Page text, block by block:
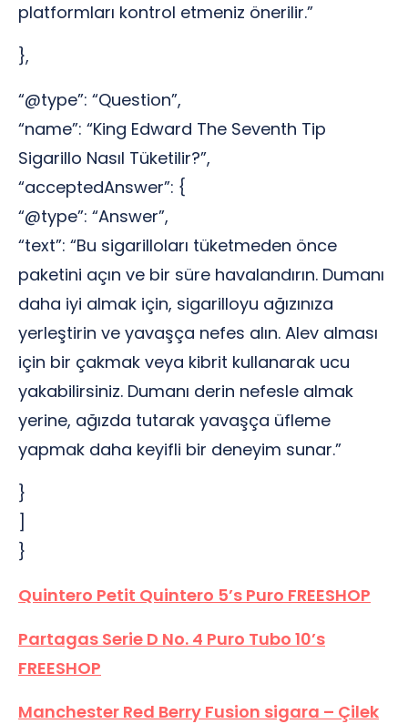
platformları kontrol etmeniz önerilir.”
},
“@type”: “Question”,
“name”: “King Edward The Seventh Tip
Sigarillo Nasıl Tüketilir?”,
“acceptedAnswer”: {
“@type”: “Answer”,
“text”: “Bu sigarilloları tüketmeden önce
paketini açın ve bir süre havalandırın. Dumanı
daha iyi almak için, sigarilloyu ağızınıza
yerleştirin ve yavaşça nefes alın. Alev alması
için bir çakmak veya kibrit kullanarak ucu
yakabilirsiniz. Dumanı derin nefesle almak
yerine, ağızda tutarak yavaşça üfleme
yapmak daha keyifli bir deneyim sunar.”
}
]
}
Quintero Petit Quintero 5’s Puro FREESHOP
Partagas Serie D No. 4 Puro Tubo 10’s
FREESHOP
Manchester Red Berry Fusion sigara – Çilek